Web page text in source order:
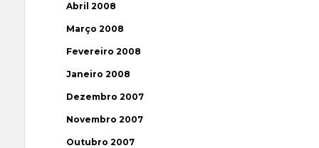
Abril 2008
Março 2008
Fevereiro 2008
Janeiro 2008
Dezembro 2007
Novembro 2007
Outubro 2007